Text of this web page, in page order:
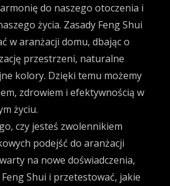
do naszego otoczenia i
życia. Zasady Feng Shui
w aranżacji domu, dbając o
przestrzeni, naturalne
kolory. Dzięki temu możemy
zdrowiem i efektywnością w
życiu.
czy jesteś zwolennikiem
podejść do aranżacji
na nowe doświadczenia,
Shui i przetestować, jakie